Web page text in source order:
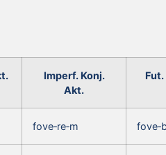
Imperf. Konj.
Akt.
fove‑re‑m